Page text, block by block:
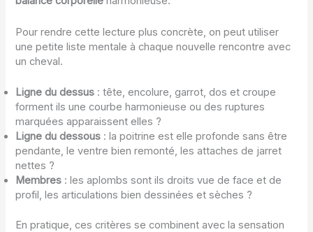
Pour rendre cette lecture plus concrète, on peut utiliser
une petite liste mentale à chaque nouvelle rencontre avec
un cheval.
Ligne du dessus : tête, encolure, garrot, dos et croupe
forment ils une courbe harmonieuse ou des ruptures
marquées apparaissent elles ?
Ligne du dessous : la poitrine est elle profonde sans être
pendante, le ventre bien remonté, les attaches de jarret
nettes ?
Membres : les aplombs sont ils droits vue de face et de
profil, les articulations bien dessinées et sèches ?
En pratique, ces critères se combinent avec la sensation